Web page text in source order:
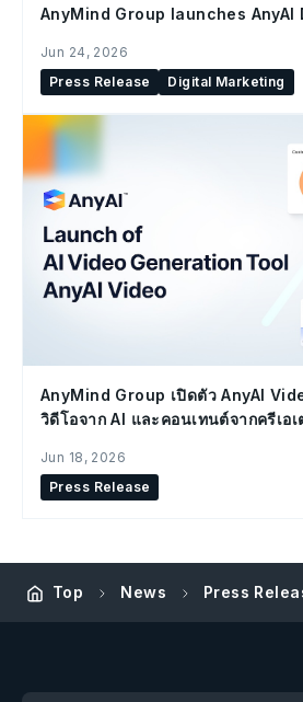
AnyMind Group launches AnyAI
Jun 24, 2026
Press Release
Digital Marketing
AnyMind Group เปิดตัว AnyAI
วิดีโอจาก AI และคอนเทนต์จากครีเอเตอร์ ขับเคลื่อนก
Jun 18, 2026
Press Release
Top News Press